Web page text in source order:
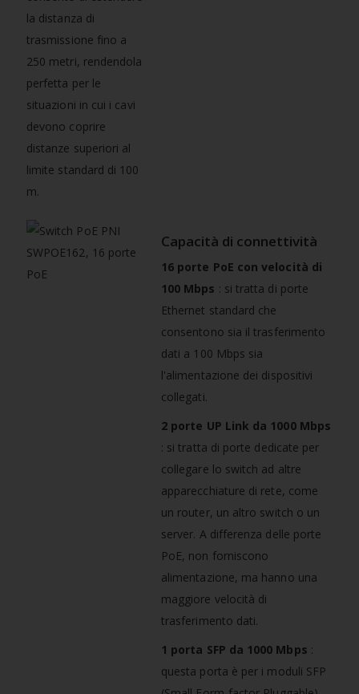
la distanza di
trasmissione fino a
250 metri, rendendola
perfetta per le
situazioni in cui i cavi
devono coprire
distanze superiori al
limite standard di 100
m.
Capacità di connettività
16 porte PoE con velocità di
100 Mbps : si tratta di porte
Ethernet standard che
consentono sia il trasferimento
dati a 100 Mbps sia
l'alimentazione dei dispositivi
collegati.
2 porte UP Link da 1000 Mbps
: si tratta di porte dedicate per
collegare lo switch ad altre
apparecchiature di rete, come
un router, un altro switch o un
server. A differenza delle porte
PoE, non forniscono
alimentazione, ma hanno una
maggiore velocità di
trasferimento dati.
1 porta SFP da 1000 Mbps :
questa porta è per i moduli SFP